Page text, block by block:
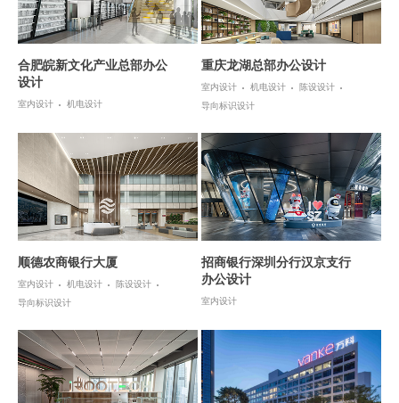
合肥皖新文化产业总部办公
设计
室内设计 机电设计
重庆龙湖总部办公设计
室内设计 机电设计
陈设设计
导向标识设计
顺德农商银行大厦
室内设计 机电设计
陈设设计
导向标识设计
招商银行深圳分行汉京支行
办公设计
室内设计